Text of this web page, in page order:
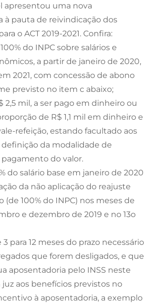
apresentou uma nova
à pauta de reivindicação dos
o ACT 2019-2021. Confira:
do INPC sobre salários e
a partir de janeiro de 2020,
2021, com concessão de abono
previsto no item c abaixo;
2,5 mil, a ser pago em dinheiro ou
de R$ 1,1 mil em dinheiro e
refeição, estando facultado aos
da modalidade de
do valor.
do salário base em janeiro de 2020
da não aplicação do reajuste
(de 100% do INPC) nos meses de
e dezembro de 2019 e no 13o
para 12 meses do prazo necessário
que forem desligados, e que
aposentadoria pelo INSS neste
juz aos benefícios previstos no
à aposentadoria, a exemplo